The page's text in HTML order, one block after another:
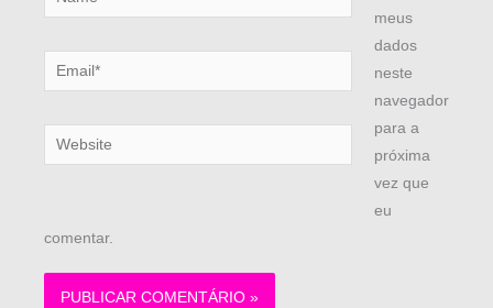
Email*
Website
meus
dados
neste
navegador
para a
próxima
vez que
eu
comentar.